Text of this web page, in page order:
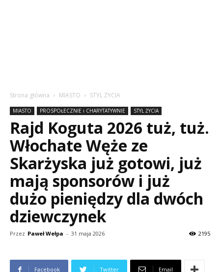
Strona główna MIASTO STYL ŻYCIA
MIASTO PROSPOŁECZNIE i CHARYTATYWNIE STYL ŻYCIA
Rajd Koguta 2026 tuż, tuż.
Włochate Węże ze
Skarżyska już gotowi, już
mają sponsorów i już
dużo pieniędzy dla dwóch
dziewczynek
Przez Paweł Wełpa - 31 maja 2026 2195
Facebook Twitter Email